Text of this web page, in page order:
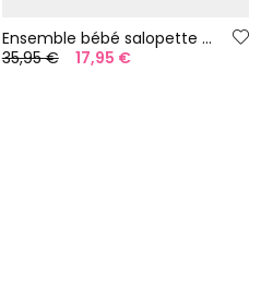
Ensemble bébé salopette à carreaux en coton
35,95 €
17,95 €